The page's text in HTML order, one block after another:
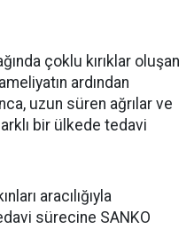
çoklu kırıklar oluşan
ardından
uzun süren ağrılar ve
bir ülkede tedavi
aracılığıyla
sürecine SANKO